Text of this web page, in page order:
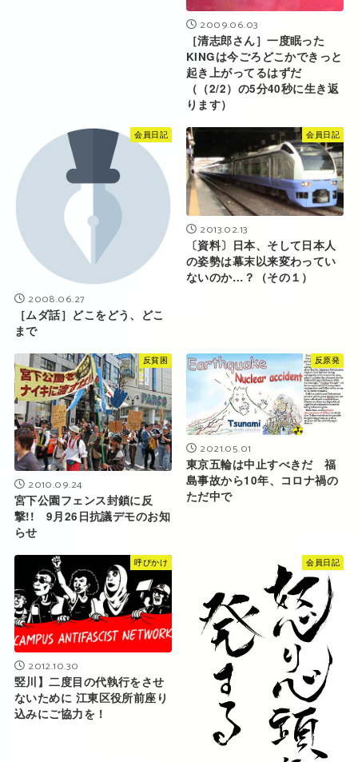
2009.06.03
［清志郎さん］一度眠った
KINGは今ごろどこかできっと
起き上がってるはずだ
（（2/2）の5分40秒に生き返
ります）
会員日記
2008.06.27
［ムダ話］どこをどう、どこ
まで
会員日記
2013.02.13
〔資料〕日本、そして日本人
の姿勢は幕末以来変わってい
ないのか…？（その１）
反貧困
2010.09.24
宮下公園フェンス封鎖に反
撃!! 9月26日抗議デモのお知
らせ
反原発
2021.05.01
東京五輪は中止すべきだ 福
島事故から10年、コロナ禍の
ただ中で
呼びかけ
2012.10.30
竪川】二度目の代執行をさせ
ないために 江東区役所前座り
込みにご協力を！
会員日記